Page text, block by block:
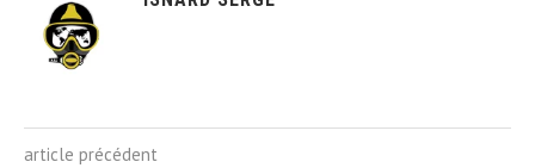
article précédent